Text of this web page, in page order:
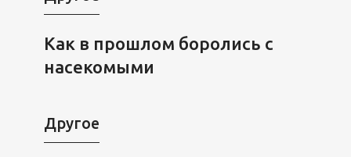
Как в прошлом боролись с
насекомыми
Другое